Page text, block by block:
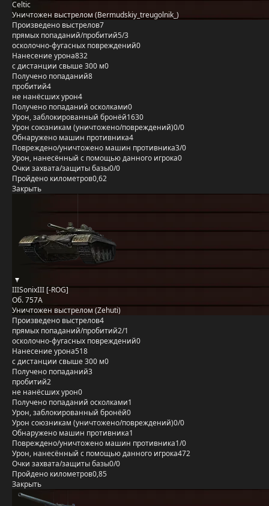
Celtic
Уничтожен выстрелом (Bermudskiy_treugolnik_)
Произведено выстрелов7
прямых попаданий/пробитий5/3
осколочно-фугасных повреждений0
Нанесение урона832
с дистанции свыше 300 м0
Получено попаданий8
пробитий4
не нанёсших урон4
Получено попаданий осколками0
Урон, заблокированный бронёй1630
Урон союзникам (уничтожено/повреждений)0/0
Обнаружено машин противника4
Повреждено/уничтожено машин противника3/0
Урон, нанесённый с помощью данного игрока0
Очки захвата/защиты базы0/0
Пройдено километров0,62
Закрыть
IIISonixIII [-ROG]
Об. 757А
Уничтожен выстрелом (Zehuti)
Произведено выстрелов4
прямых попаданий/пробитий2/1
осколочно-фугасных повреждений0
Нанесение урона518
с дистанции свыше 300 м0
Получено попаданий3
пробитий2
не нанёсших урон0
Получено попаданий осколками1
Урон, заблокированный бронёй0
Урон союзникам (уничтожено/повреждений)0/0
Обнаружено машин противника1
Повреждено/уничтожено машин противника1/0
Урон, нанесённый с помощью данного игрока472
Очки захвата/защиты базы0/0
Пройдено километров0,85
Закрыть